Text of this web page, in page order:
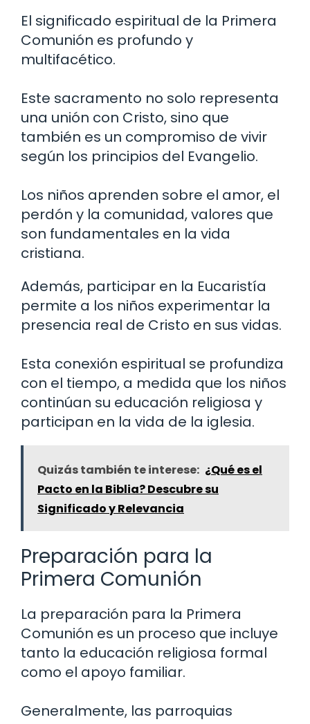
El significado espiritual de la Primera
Comunión es profundo y
multifacético.
Este sacramento no solo representa
una unión con Cristo, sino que
también es un compromiso de vivir
según los principios del Evangelio.
Los niños aprenden sobre el amor, el
perdón y la comunidad, valores que
son fundamentales en la vida
cristiana.
Además, participar en la Eucaristía
permite a los niños experimentar la
presencia real de Cristo en sus vidas.
Esta conexión espiritual se profundiza
con el tiempo, a medida que los niños
continúan su educación religiosa y
participan en la vida de la iglesia.
Quizás también te interese: ¿Qué es el
Pacto en la Biblia? Descubre su
Significado y Relevancia
Preparación para la
Primera Comunión
La preparación para la Primera
Comunión es un proceso que incluye
tanto la educación religiosa formal
como el apoyo familiar.
Generalmente, las parroquias